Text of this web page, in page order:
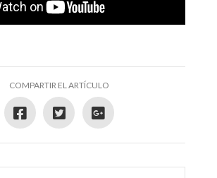
COMPARTIR EL ARTÍCULO